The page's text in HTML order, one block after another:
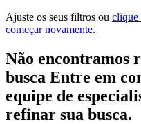
Ajuste os seus filtros ou clique
começar novamente.
Não encontramos
busca Entre em
equipe de
refinar sua busca.